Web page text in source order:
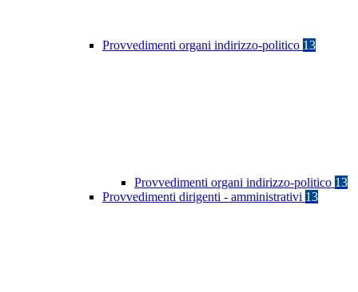
Provvedimenti organi indirizzo-politico 13
Provvedimenti organi indirizzo-politico 13
Provvedimenti dirigenti - amministrativi 13